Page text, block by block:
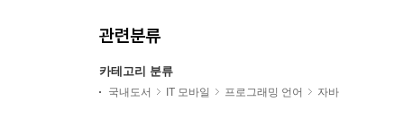
관련분류
카테고리 분류
국내도서 IT 모바일 프로그래밍 언어 자바